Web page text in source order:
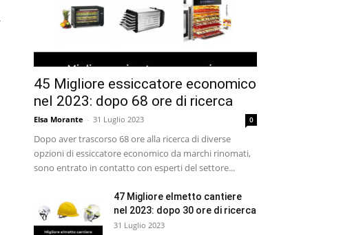
45 Migliore essiccatore economico
nel 2023: dopo 68 ore di ricerca
Elsa Morante - 31 Luglio 2023 0
Dopo aver trascorso 68 ore alla ricerca di diverse
opzioni di essiccatore economico da marchi rinomati,
sono entrato in contatto con esperti del settore...
47 Migliore elmetto cantiere
nel 2023: dopo 30 ore di ricerca
31 Luglio 2023